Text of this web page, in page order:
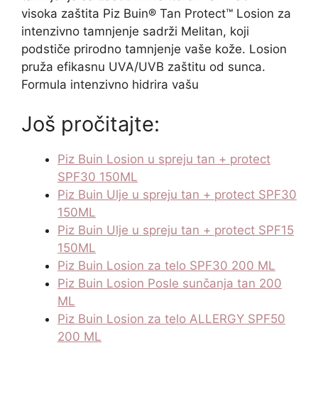
visoka zaštita Piz Buin® Tan Protect™ Losion za
intenzivno tamnjenje sadrži Melitan, koji
podstiče prirodno tamnjenje vaše kože. Losion
pruža efikasnu UVA/UVB zaštitu od sunca.
Formula intenzivno hidrira vašu
Još pročitajte:
Piz Buin Losion u spreju tan + protect
SPF30 150ML
Piz Buin Ulje u spreju tan + protect SPF30
150ML
Piz Buin Ulje u spreju tan + protect SPF15
150ML
Piz Buin Losion za telo SPF30 200 ML
Piz Buin Losion Posle sunčanja tan 200
ML
Piz Buin Losion za telo ALLERGY SPF50
200 ML